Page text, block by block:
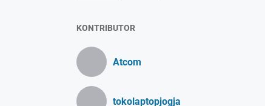
KONTRIBUTOR
Atcom
tokolaptopjogja